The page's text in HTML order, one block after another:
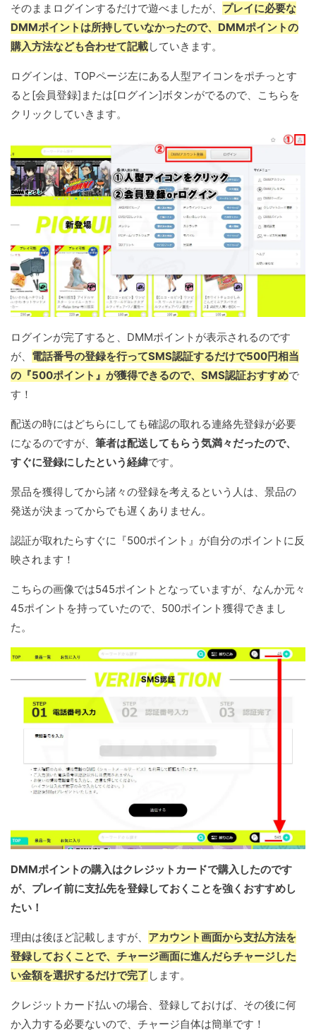
そのままログインするだけで遊べましたが、 プレイに必要な
DMMポイントは所持していなかったので、DMMポイントの
購入方法なども合わせて記載していきます。
ログインは、TOPページ左にある人型アイコンをポチっとす
ると[会員登録]または[ログイン]ボタンがでるので、こちらを
クリックしていきます。
ログインが完了すると、DMMポイントが表示されるのです
が、 電話番号の登録を行ってSMS認証するだけで500円相当
の『500ポイント』が獲得できるので、SMS認証おすすめで
す！
配送の時にはどちらにしても確認の取れる連絡先登録が必要
になるのですが、 筆者は配送してもらう気満々だったので、
すぐに登録にしたという経緯です。
景品を獲得してから諸々の登録を考えるという人は、景品の
発送が決まってからでも遅くありません。
認証が取れたらすぐに『500ポイント』が自分のポイントに反
映されます！
こちらの画像では545ポイントとなっていますが、なんか元々
45ポイントを持っていたので、500ポイント獲得できまし
た。
DMMポイントの購入はクレジットカードで購入したのです
が、プレイ前に支払先を登録しておくことを強くおすすめし
たい！
理由は後ほど記載しますが、 アカウント画面から支払方法を
登録しておくことで、チャージ画面に進んだらチャージした
い金額を選択するだけで完了 します。
クレジットカード払いの場合、登録しておけば、その後に何
か入力する必要ないので、チャージ自体は簡単です！